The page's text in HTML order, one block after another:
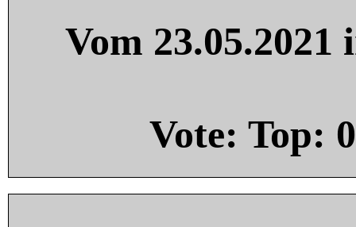
Vom
Vote: Top: 0